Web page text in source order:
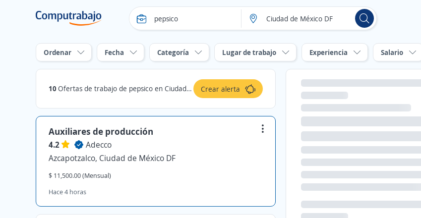
Ordenar Fecha Categoría Lugar de trabajo Experiencia Salario
10 Ofertas de trabajo de pepsico en Ciudad de México DF Crear alerta
Auxiliares de producción
4.2
Adecco
Azcapotzalco, Ciudad de México DF
$ 11,500.00 (Mensual)
Hace 4 horas